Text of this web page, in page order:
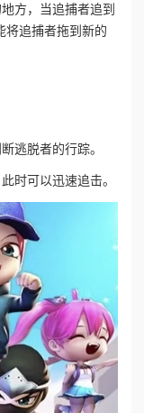
方，当追捕者追到
将追捕者拖到新的
逃脱者的行踪。
时可以迅速追击。